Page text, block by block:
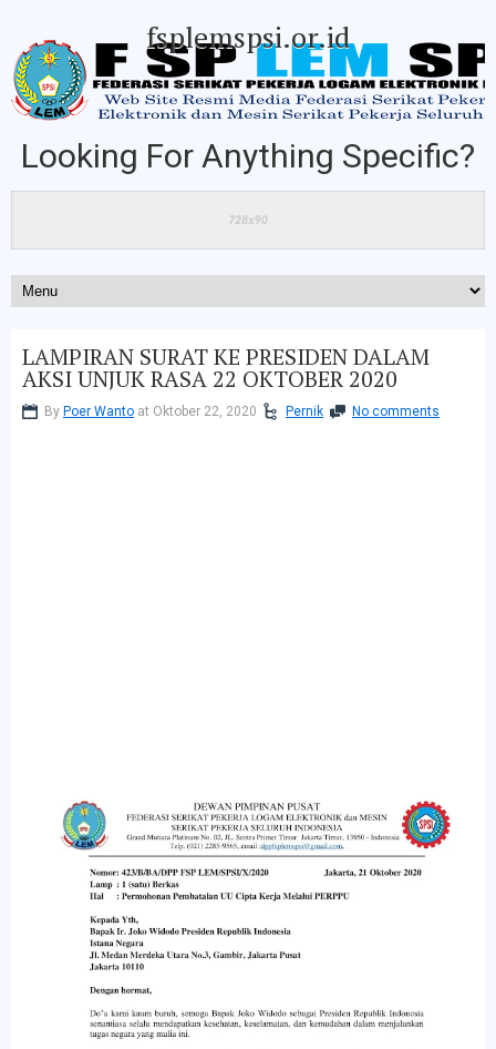
fsplemspsi.or.id
Looking For Anything Specific?
LAMPIRAN SURAT KE PRESIDEN DALAM
AKSI UNJUK RASA 22 OKTOBER 2020
By Poer Wanto at Oktober 22, 2020 Pernik No comments